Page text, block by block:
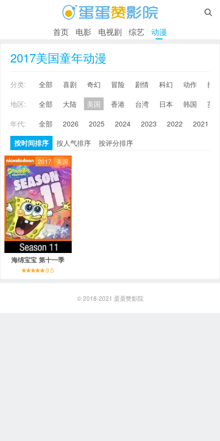

首页 电影 电视剧 综艺 动漫
2017美国童年动漫
分类: 全部 喜剧 奇幻 冒险 剧情 科幻 动作
搞
地区:
全部 大陆 美国 香港 台湾 日本 韩国
英
年代:
全部 2026 2025 2024 2023 2022 2021
按时间排序
按人气排序 按评分排序
2017 美国
海绵宝宝 第十一季
9.5
© 2018-2021 蛋蛋赞影院